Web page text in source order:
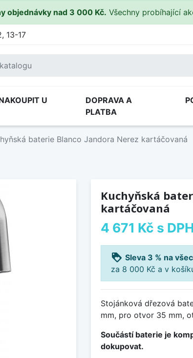
objednávky nad 3 000 Kč. Všechny probíhající
13-17
U
DOPRAVA A
PLATBA
baterie Blanco Jandora Nerez kartáčovaná
Kuchyňská
kartáčovaná
4 671 Kč s
loyalty Sleva 3 % na
za 8 000 Kč a v
Stojánková dřezová
mm, pro otvor 35 mm,
Součástí baterie je
dokupovat.